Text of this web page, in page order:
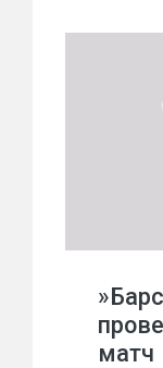
матч